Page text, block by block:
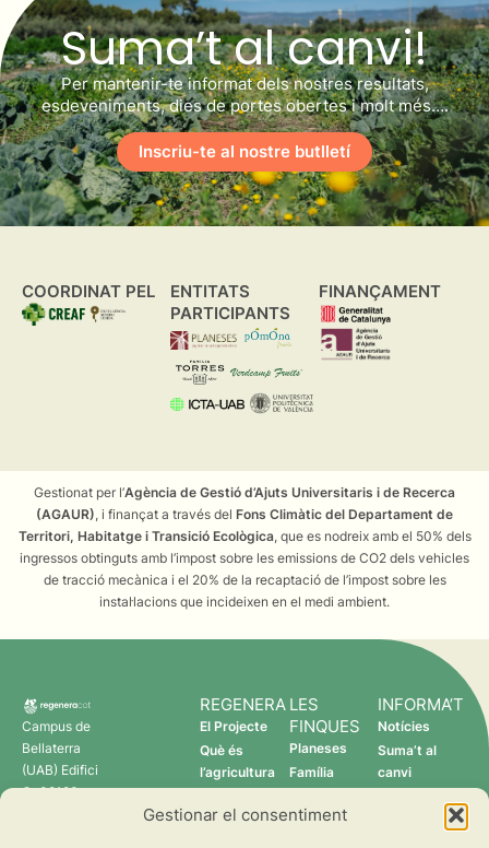
Gestionar el consentiment
Suma’t al canvi!
Per mantenir-te informat dels nostres resultats,
esdeveniments, dies de portes obertes i molt més….
Inscriu-te al nostre butlletí
COORDINAT PEL
ENTITATS
PARTICIPANTS
FINANÇAMENT
Gestionat per l’Agència de Gestió d’Ajuts Universitaris i de Recerca
(AGAUR), i finançat a través del Fons Climàtic del Departament de
Territori, Habitatge i Transició Ecològica, que es nodreix amb el 50% dels
ingressos obtinguts amb l’impost sobre les emissions de CO2 dels vehicles
de tracció mecànica i el 20% de la recaptació de l’impost sobre les
instal·lacions que incideixen en el medi ambient.
Campus de
Bellaterra
(UAB) Edifici
C 08193
REGENERA
El Projecte
Què és
l’agricultura
Qui som
LES
FINQUES
Planeses
Família
Verdcamp
INFORMA’T
Notícies
Suma’t al
canvi